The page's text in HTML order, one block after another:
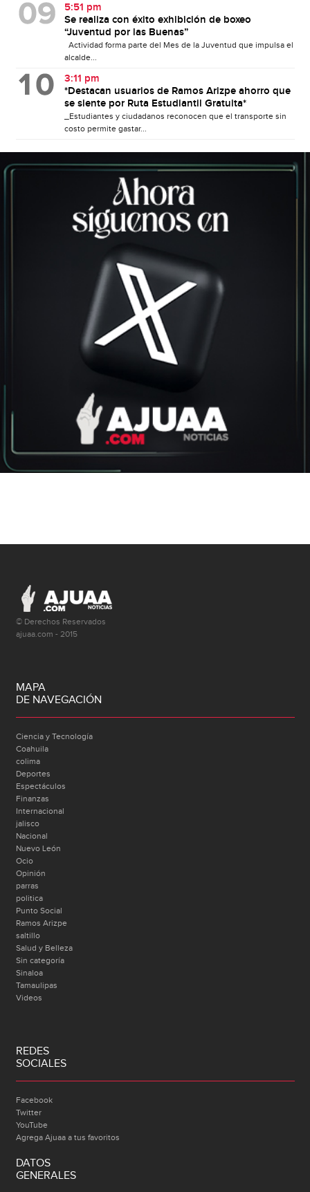
5:51 pm
Se realiza con éxito exhibición de boxeo
“Juventud por las Buenas”
Actividad forma parte del Mes de la Juventud que impulsa el
alcalde...
3:11 pm
*Destacan usuarios de Ramos Arizpe ahorro que
se siente por Ruta Estudiantil Gratuita*
_Estudiantes y ciudadanos reconocen que el transporte sin
costo permite gastar...
© Derechos Reservados
ajuaa.com - 2015
MAPA
DE NAVEGACIÓN
Ciencia y Tecnología
Coahuila
colima
Deportes
Espectáculos
Finanzas
Internacional
jalisco
Nacional
Nuevo León
Ocio
Opinión
parras
politica
Punto Social
Ramos Arizpe
saltillo
Salud y Belleza
Sin categoría
Sinaloa
Tamaulipas
Videos
REDES
SOCIALES
Facebook
Twitter
YouTube
Agrega Ajuaa a tus favoritos
DATOS
GENERALES